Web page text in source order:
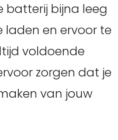
batterij bijna leeg
laden en ervoor te
voldoende
zorgen dat je
van jouw